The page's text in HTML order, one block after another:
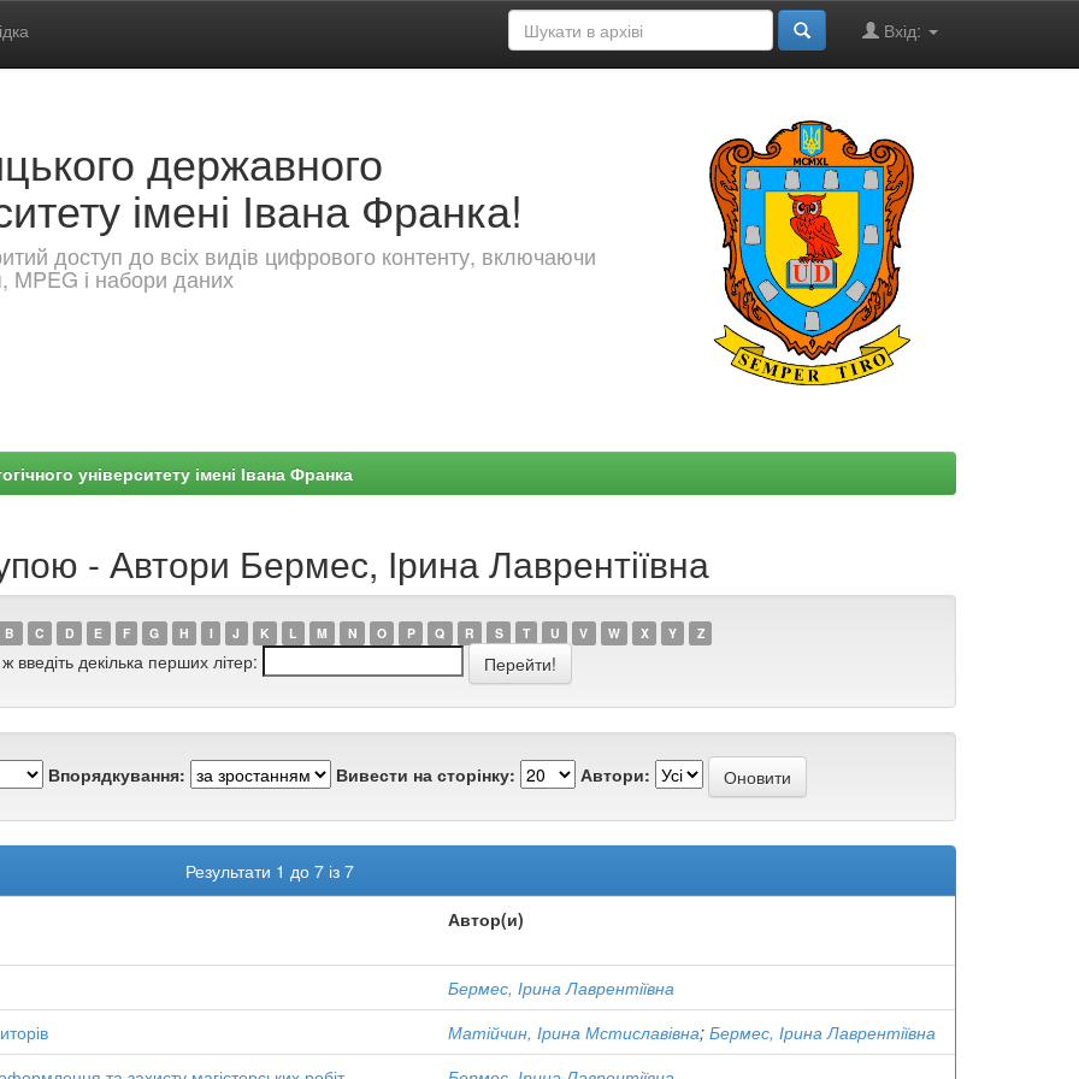
Вхід:
державного
імені Івана Франка!
доступ до всіх видів цифрового контенту, включаючи
MPEG і набори даних
університету імені Івана Франка
- Автори Бермес, Ірина Лаврентіївна
B C D E F G H I J K L M N O P Q R S T U V W X Y Z
введіть декілька перших літер:
Впорядкування: Вивести на сторінку: Автори:
Результати 1 до 7 із 7
Автор(и)
Бермес, Ірина Лаврентіївна
Матійчин, Ірина Мстиславівна; Бермес, Ірина Лаврентіївна